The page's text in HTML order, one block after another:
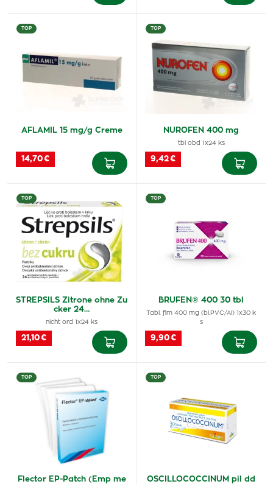
TOP
AFLAMIL 15 mg/g Creme
14,70 €
TOP
NUROFEN 400 mg
tbl obd 1x24 ks
9,42 €
TOP
STREPSILS Zitrone ohne Zu
cker 24…
nicht ord 1x24 ks
21,10 €
TOP
BRUFEN® 400 30 tbl
Tabl. flm 400 mg (bl.PVC/Al) 1x30 k
s
9,90 €
TOP
Flector EP-Patch (Emp me
TOP
OSCILLOCOCCINUM pil dd